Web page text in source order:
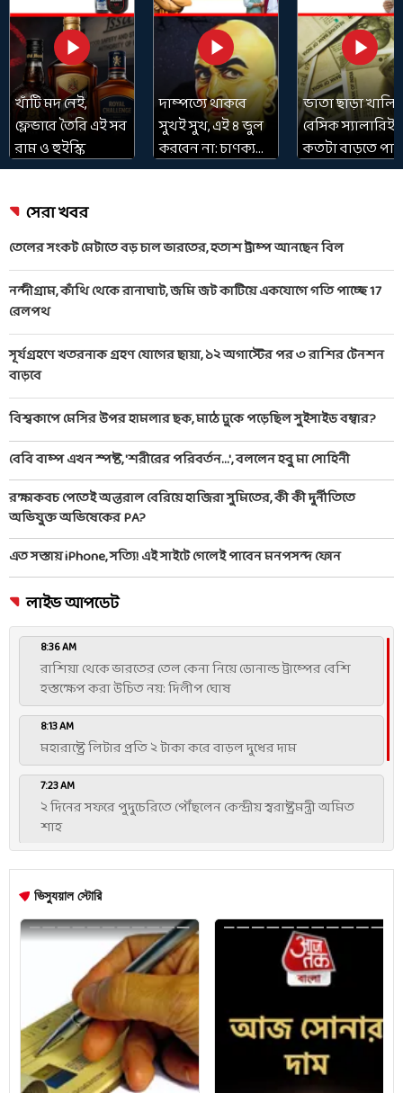
খাঁটি মদ নেই,
ফ্লেভারে তৈরি এই সব
রাম ও হুইস্কি
দাম্পত্যে থাকবে
সুখই সুখ, এই ৪ ভুল
করবেন না: চাণক্য
নীতি
ভাতা ছাড়া খালি
বেসিক স্যালারিই
কতটা বাড়তে
কেন্দ্রীয় কর্মীদের,
সেরা খবর
তেলের সংকট মেটাতে বড় চাল ভারতের, হতাশ ট্রাম্প আনছেন বিল
নন্দীগ্রাম, কাঁথি থেকে রানাঘাট, জমি জট কাটিয়ে একযোগে গতি পাচ্ছে 17
রেলপথ
সূর্যগ্রহণে খতরনাক গ্রহণ যোগের ছায়া, ১২ অগাস্টের পর ৩ রাশির টেনশন
বাড়বে
বিশ্বকাপে মেসির উপর হামলার ছক, মাঠে ঢুকে পড়েছিল সুইসাইড বম্বার?
বেবি বাম্প এখন স্পষ্ট, 'শরীরের পরিবর্তন...', বললেন হবু মা সোহিনী
রক্ষাকবচ পেতেই অন্তরাল বেরিয়ে হাজিরা সুমিতের, কী কী দুর্নীতিতে
অভিযুক্ত অভিষেকের PA?
এত সস্তায় iPhone, সত্যি! এই সাইটে গেলেই পাবেন মনপসন্দ ফোন
লাইভ আপডেট
8:36 AM
রাশিয়া থেকে ভারতের তেল কেনা নিয়ে ডোনাল্ড ট্রাম্পের বেশি
হস্তক্ষেপ করা উচিত নয়: দিলীপ ঘোষ
8:13 AM
মহারাষ্ট্রে লিটার প্রতি ২ টাকা করে বাড়ল দুধের দাম
7:23 AM
২ দিনের সফরে পুদুচেরিতে পৌঁছলেন কেন্দ্রীয় স্বরাষ্ট্রমন্ত্রী অমিত
শাহ
7:07 AM
অসমে বন্যার জেরে মৃতের সংখ্যা বেড়ে ৯৯
6:39 AM
GEN Z আমাদের সন্তান, বিক্ষোভের সময় কিছু লোক তাঁদের ভুল
পথে চালিত করেছে: ধর্মেন্দ্র প্রধান